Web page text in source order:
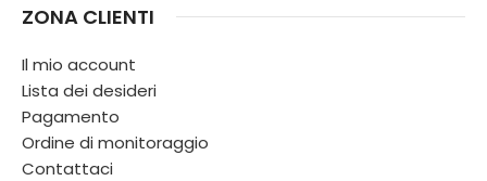
ZONA CLIENTI
Il mio account
Lista dei desideri
Pagamento
Ordine di monitoraggio
Contattaci